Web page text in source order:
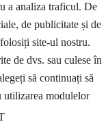
a analiza traficul. De
de publicitate și de
site-ul nostru.
de dvs. sau culese în
să continuați să
utilizarea modulelor